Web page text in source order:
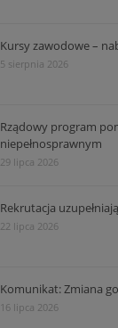
Kursy zawodowe –
5 sierpnia 2026
Rządowy program
niepełnosprawnym
29 lipca 2026
Rekrutacja
22 lipca 2026
Komunikat: Zmiana
16 lipca 2026